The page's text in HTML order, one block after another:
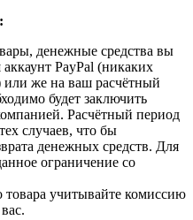
денежные средства вы
PayPal (никаких
или же на ваш расчётный
будет заключить
Расчётный период
случаев, что бы
денежных средств. Для
ограничение со
учитывайте комиссию